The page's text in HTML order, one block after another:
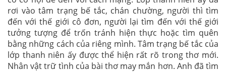
rơi vào tâm trạng bế tắc, chán chường, người thì tìm
đến với thế giới cô đơn, người lại tìm đến với thế giới
tưởng tượng để trốn tránh hiện thực hoặc tìm quên
bằng những cách của riêng mình. Tâm trạng bế tắc của
lớp thanh niên ấy được thể hiện rất rõ trong thơ mới.
Nhân vật trữ tình của bài thơ may mắn hơn. Anh đã tìm